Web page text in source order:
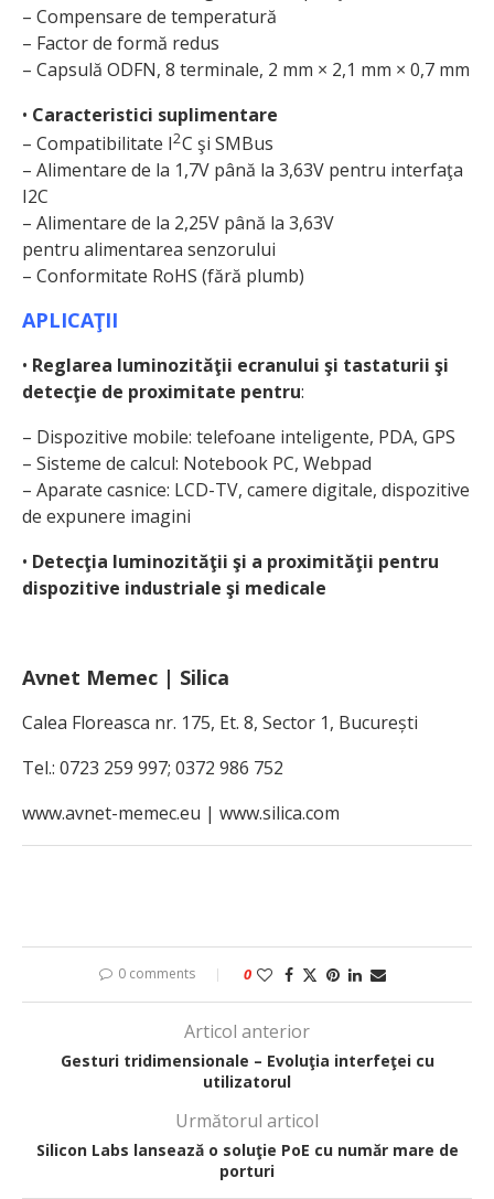
– Compensare de temperatură
– Factor de formă redus
– Capsulă ODFN, 8 terminale, 2 mm × 2,1 mm × 0,7 mm
• Caracteristici suplimentare
– Compatibilitate I2C şi SMBus
– Alimentare de la 1,7V până la 3,63V pentru interfaţa
I2C
– Alimentare de la 2,25V până la 3,63V
pentru alimentarea senzorului
– Conformitate RoHS (fără plumb)
APLICAŢII
• Reglarea luminozităţii ecranului şi tastaturii şi
detecţie de proximitate pentru:
– Dispozitive mobile: telefoane inteligente, PDA, GPS
– Sisteme de calcul: Notebook PC, Webpad
– Aparate casnice: LCD-TV, camere digitale, dispozitive
de expunere imagini
• Detecţia luminozităţii şi a proximităţii pentru
dispozitive industriale şi medicale
Avnet Memec | Silica
Calea Floreasca nr. 175, Et. 8, Sector 1, București
Tel.: 0723 259 997; 0372 986 752
www.avnet-memec.eu | www.silica.com
0 comments 0
Articol anterior
Gesturi tridimensionale – Evoluţia interfeţei cu
utilizatorul
Următorul articol
Silicon Labs lansează o soluţie PoE cu număr mare de
porturi